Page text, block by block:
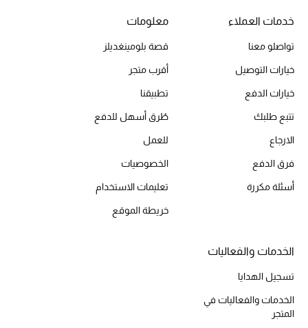
العطور
المكياج
العناية بالبشرة
مستحضرات العناية
مستحضرات الاستحمام والعناية بالجسم
الصحة والعافية
خدمات العملاء
تواصلو معنا
خيارات التوصيل
خيارات الدفع
تتبع طلبك
الارجاع
فرق الدفع
أسئلة مكررة
معلومات
قصة بلومينغديلز
أقرب متجر
تطبيقنا
طُرق أسهل للدفع
للعمل
الخصوصيات
تعليمات الاستخدام
خريطة الموقع
الخدمات والفعاليات
تسجيل الهدايا
الخدمات والفعاليات في
المتجر